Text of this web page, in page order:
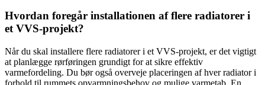
Hvordan foregår installationen af flere radiatorer i
et VVS-projekt?
Når du skal installere flere radiatorer i et VVS-projekt, er det vigtigt
at planlægge rørføringen grundigt for at sikre effektiv
varmefordeling. Du bør også overveje placeringen af hver radiator i
forhold til rummets opvarmningsbehov og mulige varmetab. En